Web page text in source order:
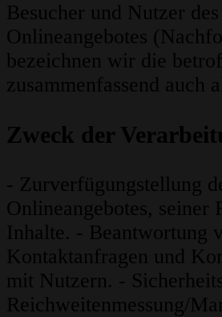
Besucher und Nutzer des
Onlineangebotes
bezeichnen wir die
zusammenfassend auch
Zweck der
- Zurverfügungstellung
Onlineangebotes, seiner
Inhalte. - Beantwortung
Kontaktanfragen und
mit Nutzern. -
Reichweitenmessung/